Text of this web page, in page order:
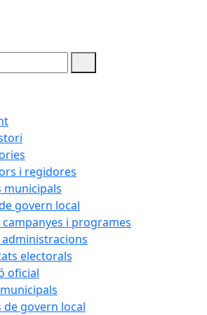
i regidores
municipals
govern local
campanyes i programes
electorals
oficial
de govern local